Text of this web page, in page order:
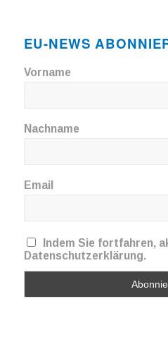
EU-NEWS
Vorname
Nachname
Email
Indem Sie fortfahren,
Datenschutzerklärung.